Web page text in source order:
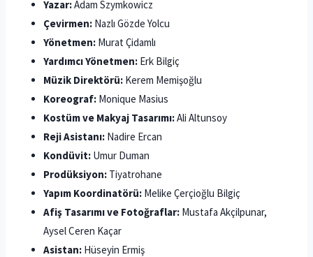
Yazar:Adam Szymkowicz
Çevirmen: Nazlı Gözde Yolcu
Yönetmen: Murat Çidamlı
Yardımcı Yönetmen: Erk Bilgiç
Müzik Direktörü: Kerem Memişoğlu
Koreograf: Monique Masius
Kostüm ve Makyaj Tasarımı:Ali Altunsoy
Reji Asistanı: Nadire Ercan
Kondüvit: Umur Duman
Prodüksiyon: Tiyatrohane
Yapım Koordinatörü: Melike Çerçioğlu Bilgiç
Afiş Tasarımı ve Fotoğraflar: Mustafa Akçilpunar,
Aysel Ceren Kaçar
Asistan: Hüseyin Ermiş